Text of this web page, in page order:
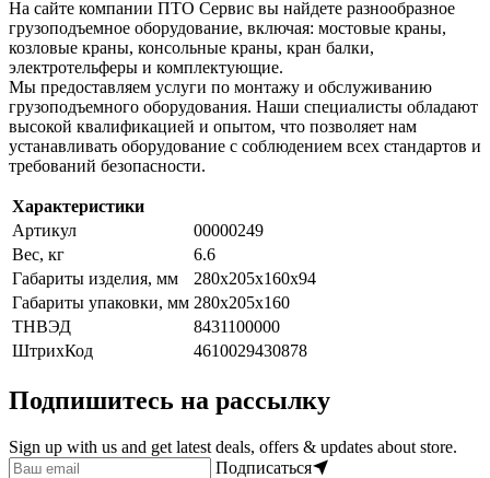
На сайте компании ПТО Сервис вы найдете разнообразное
грузоподъемное оборудование, включая: мостовые краны,
козловые краны, консольные краны, кран балки,
электротельферы и комплектующие.
Мы предоставляем услуги по монтажу и обслуживанию
грузоподъемного оборудования. Наши специалисты обладают
высокой квалификацией и опытом, что позволяет нам
устанавливать оборудование с соблюдением всех стандартов и
требований безопасности.
Характеристики
Артикул
00000249
Вес, кг
6.6
Габариты изделия, мм
280х205х160х94
Габариты упаковки, мм 280x205x160
ТНВЭД
8431100000
ШтрихКод
4610029430878
Подпишитесь на рассылку
Sign up with us and get latest deals, offers & updates about store.
Подписаться